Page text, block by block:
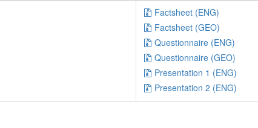
Factsheet (ENG)
Factsheet (GEO)
Questionnaire (ENG)
Questionnaire (GEO)
Presentation 1 (ENG)
Presentation 2 (ENG)